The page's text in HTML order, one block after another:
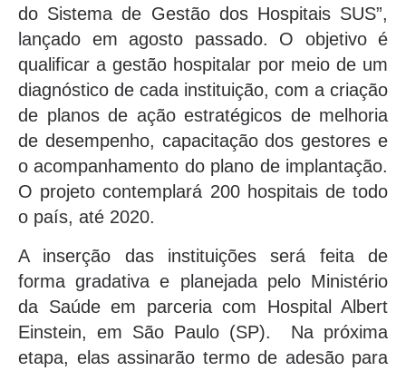
do Sistema de Gestão dos Hospitais SUS”,
lançado em agosto passado. O objetivo é
qualificar a gestão hospitalar por meio de um
diagnóstico de cada instituição, com a criação
de planos de ação estratégicos de melhoria
de desempenho, capacitação dos gestores e
o acompanhamento do plano de implantação.
O projeto contemplará 200 hospitais de todo
o país, até 2020.
A inserção das instituições será feita de
forma gradativa e planejada pelo Ministério
da Saúde em parceria com Hospital Albert
Einstein, em São Paulo (SP). Na próxima
etapa, elas assinarão termo de adesão para